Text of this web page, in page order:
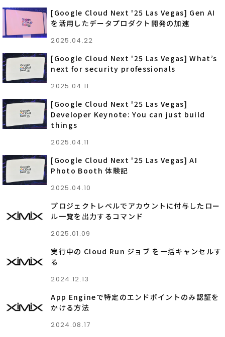
[Google Cloud Next '25 Las Vegas] Gen AI
を活用したデータプロダクト開発の加速
2025.04.22
[Google Cloud Next '25 Las Vegas] What​​’s
next for security professionals
2025.04.11
[Google Cloud Next '25 Las Vegas]
Developer Keynote: You can just build
things
2025.04.11
[Google Cloud Next '25 Las Vegas] AI
Photo Booth 体験記
2025.04.10
プロジェクトレベルでアカウントに付与したロー
ル一覧を出力するコマンド
2025.01.09
実行中の Cloud Run ジョブ を一括キャンセルす
る
2024.12.13
App Engineで特定のエンドポイントのみ認証を
かける方法
2024.08.17